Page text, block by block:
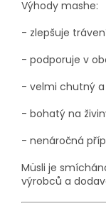
Výhody mashe:
- zlepšuje
- podporuje v
- velmi chutný
- bohatý na
- nenáročná
Müsli je
výrobců a